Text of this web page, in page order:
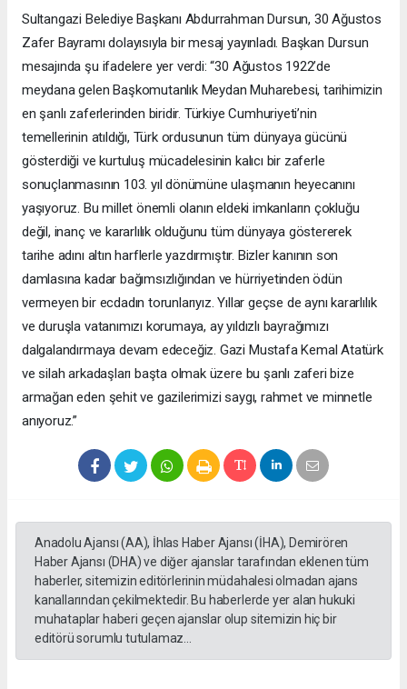
Sultangazi Belediye Başkanı Abdurrahman Dursun, 30 Ağustos
Zafer Bayramı dolayısıyla bir mesaj yayınladı. Başkan Dursun
mesajında şu ifadelere yer verdi: “30 Ağustos 1922’de
meydana gelen Başkomutanlık Meydan Muharebesi, tarihimizin
en şanlı zaferlerinden biridir. Türkiye Cumhuriyeti’nin
temellerinin atıldığı, Türk ordusunun tüm dünyaya gücünü
gösterdiği ve kurtuluş mücadelesinin kalıcı bir zaferle
sonuçlanmasının 103. yıl dönümüne ulaşmanın heyecanını
yaşıyoruz. Bu millet önemli olanın eldeki imkanların çokluğu
değil, inanç ve kararlılık olduğunu tüm dünyaya göstererek
tarihe adını altın harflerle yazdırmıştır. Bizler kanının son
damlasına kadar bağımsızlığından ve hürriyetinden ödün
vermeyen bir ecdadın torunlarıyız. Yıllar geçse de aynı kararlılık
ve duruşla vatanımızı korumaya, ay yıldızlı bayrağımızı
dalgalandırmaya devam edeceğiz. Gazi Mustafa Kemal Atatürk
ve silah arkadaşları başta olmak üzere bu şanlı zaferi bize
armağan eden şehit ve gazilerimizi saygı, rahmet ve minnetle
anıyoruz.”
Anadolu Ajansı (AA), İhlas Haber Ajansı (İHA), Demirören
Haber Ajansı (DHA) ve diğer ajanslar tarafından eklenen tüm
haberler, sitemizin editörlerinin müdahalesi olmadan ajans
kanallarından çekilmektedir. Bu haberlerde yer alan hukuki
muhataplar haberi geçen ajanslar olup sitemizin hiç bir
editörü sorumlu tutulamaz...